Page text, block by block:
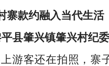
寨款约融入当代生活
平县肇兴镇肇兴村纪
游客还在拍照，寨